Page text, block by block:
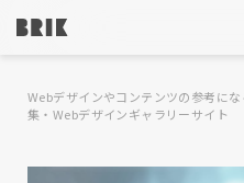
Webデザインやコンテンツの参考に
集・Webデザインギャラリーサイト